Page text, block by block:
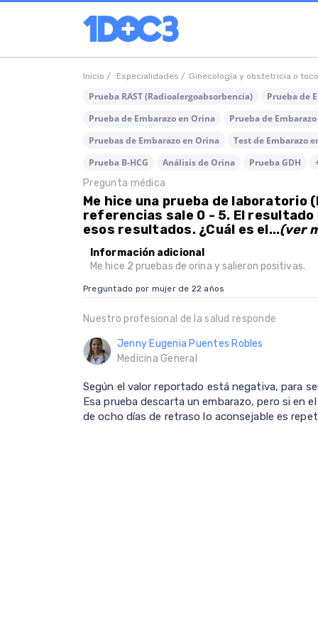
Inicio / Especialidades / Ginecología y obstetricia o
Prueba RAST (Radioalergoabsorbencia) Prueba de
Prueba de Embarazo en Orina
Prueba de
Pruebas de Embarazo en Orina
Test de Embarazo
Prueba B-HCG
Análisis de Orina Prueba GDH
Pregunta médica
Me hice una prueba de laboratorio
referencias sale 0 - 5. El
esos resultados. ¿Cuál es el...(ver
Información adicional
Me hice 2 pruebas de orina y salieron positivas.
Preguntado por mujer de 22 años
Nuestro profesional de la salud responde
Jenny Eugenia Puentes Robles
Medicina General
Según el valor reportado está negativa, para
Esa prueba descarta un embarazo, pero si en
de ocho días de retraso lo aconsejable es